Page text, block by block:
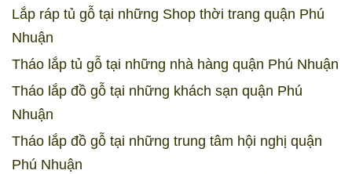
Lắp ráp tủ gỗ tại những Shop thời trang quận Phú
Nhuận
Tháo lắp tủ gỗ tại những nhà hàng quận Phú Nhuận
Tháo lắp đồ gỗ tại những khách sạn quận Phú
Nhuận
Tháo lắp đồ gỗ tại những trung tâm hội nghị quận
Phú Nhuận